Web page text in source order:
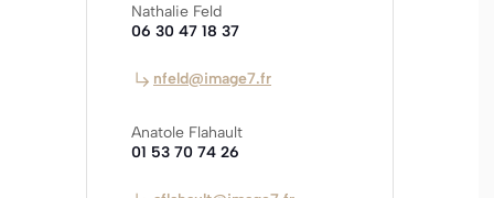
Nathalie Feld
06 30 47 18 37
nfeld@image7.fr
Anatole Flahault
01 53 70 74 26